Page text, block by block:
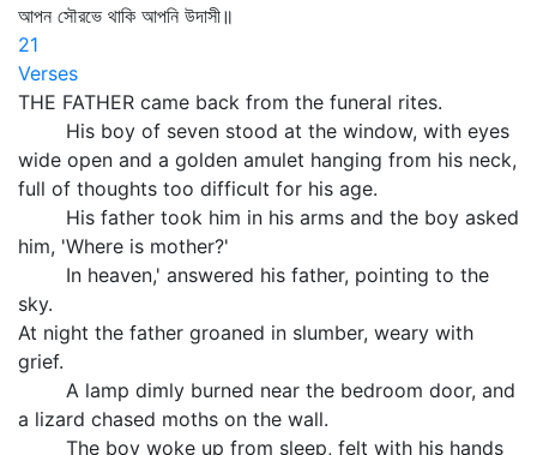
আপন সৌরভে থাকি আপনি উদাসী॥
21
Verses
THE FATHER came back from the funeral rites.
His boy of seven stood at the window, with eyes
wide open and a golden amulet hanging from his neck,
full of thoughts too difficult for his age.
His father took him in his arms and the boy asked
him, 'Where is mother?'
In heaven,' answered his father, pointing to the
sky.
At night the father groaned in slumber, weary with
grief.
A lamp dimly burned near the bedroom door, and
a lizard chased moths on the wall.
The boy woke up from sleep, felt with his hands